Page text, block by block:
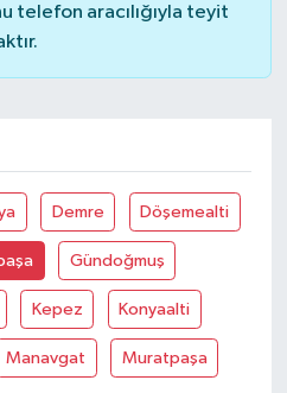
telefon aracılığıyla teyit
Demre Döşemealti
Gündoğmuş
Kepez Konyaalti
Manavgat Muratpaşa